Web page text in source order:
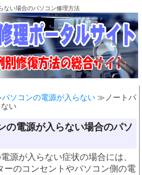
ない場合のパソコン修理方法
パソコンの電源が入らない ≫ノートパ
い
の電源が入らない場合のパソ
源が入らない症状の場合には、
ーのコンセントやパソコン側の電